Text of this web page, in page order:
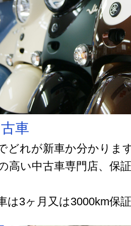
車
どれが新車か分かりま
高い中古車専門店、保
は3ヶ月又は3000km保